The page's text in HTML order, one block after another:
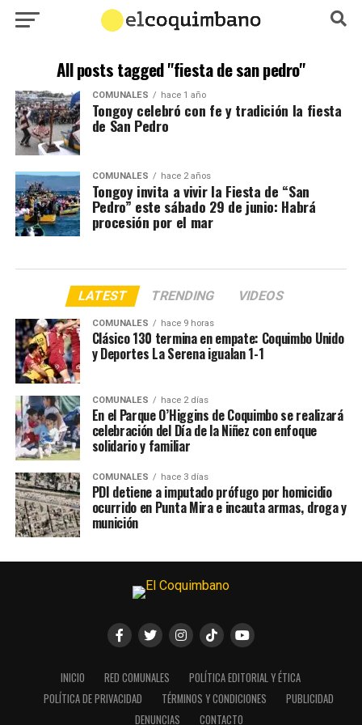
All posts tagged "fiesta de san pedro"
COMUNALES hace 1 año
Tongoy celebró con fe y tradición la fiesta
de San Pedro
COMUNALES hace 2 años
Tongoy invita a vivir la Fiesta de “San
Pedro” este sábado 29 de junio: Habrá
procesión por el mar
LATEST TRENDING VIDEOS
COMUNALES hace 9 horas
Clásico 130 termina en empate: Coquimbo Unido
y Deportes La Serena igualan 1-1
COMUNALES hace 2 días
En el Parque O’Higgins de Coquimbo se realizará
celebración del Día de la Niñez con enfoque
solidario y familiar
COMUNALES hace 3 días
PDI detiene a imputado prófugo por homicidio
ocurrido en Punta Mira e incauta armas, droga y
munición
INICIO RED COMUNALES
POLÍTICA EDITORIAL Y ÉTICA
POLÍTICA DE PRIVACIDAD
TÉRMINOS Y CONDICIONES
PUBLICIDAD
DENUNCIAS
CONTACTO